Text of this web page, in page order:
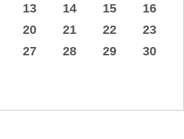
13 14 15
16
20 21 22
23
27 28 29
30